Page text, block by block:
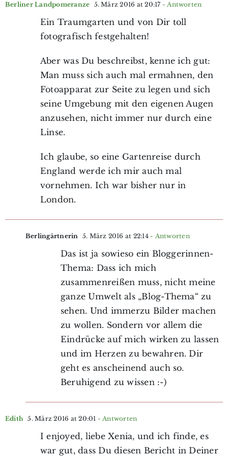
Berliner Landpomeranze 5. März 2016 at 20:17 - Antworten
Ein Traumgarten und von Dir toll
fotografisch festgehalten!
Aber was Du beschreibst, kenne ich gut:
Man muss sich auch mal ermahnen, den
Fotoapparat zur Seite zu legen und sich
seine Umgebung mit den eigenen Augen
anzusehen, nicht immer nur durch eine
Linse.
Ich glaube, so eine Gartenreise durch
England werde ich mir auch mal
vornehmen. Ich war bisher nur in
London.
Berlingärtnerin 5. März 2016 at 22:14- Antworten
Das ist ja sowieso ein Bloggerinnen-
Thema: Dass ich mich
zusammenreißen muss, nicht meine
ganze Umwelt als „Blog-Thema“ zu
sehen. Und immerzu Bilder machen
zu wollen. Sondern vor allem die
Eindrücke auf mich wirken zu lassen
und im Herzen zu bewahren. Dir
geht es anscheinend auch so.
Beruhigend zu wissen :-)
Edith 5. März 2016 at 20:01 - Antworten
I enjoyed, liebe Xenia, und ich finde, es
war gut, dass Du diesen Bericht in Deiner